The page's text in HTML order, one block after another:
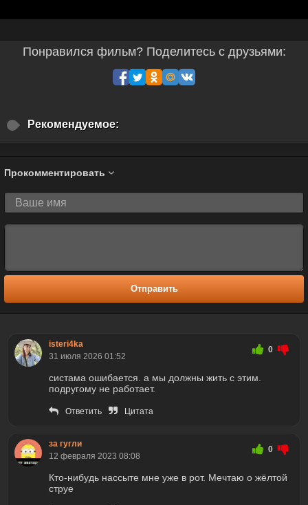
Понравился фильм? Поделитесь с друзьями:
Рекомендуемое:
Прокомментировать
Отправить
isteri4ka
31 июля 2026 01:52
0
систама ошибается. а мы должны жить с этим.
подругому не работает.
Ответить Цитата
за гугли
12 февраля 2023 08:08
0
Кто-нибудь нассыте мне уже в рот. Мечтаю о жёлтой
струе